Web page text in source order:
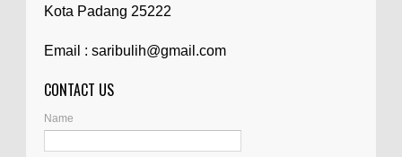
Kota Padang 25222
Email : saribulih@gmail.com
CONTACT US
Name